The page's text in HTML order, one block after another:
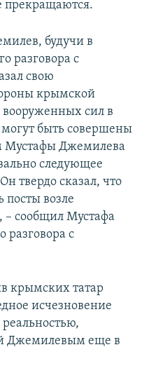
прекращаются.
будучи в
разговора с
свою
крымской
сил в
быть совершены
Мустафы Джемилева
следующее
твердо сказал, что
посты возле
– сообщил Мустафа
разговора с
крымских татар
исчезновение
реальностью,
Джемилевым еще в